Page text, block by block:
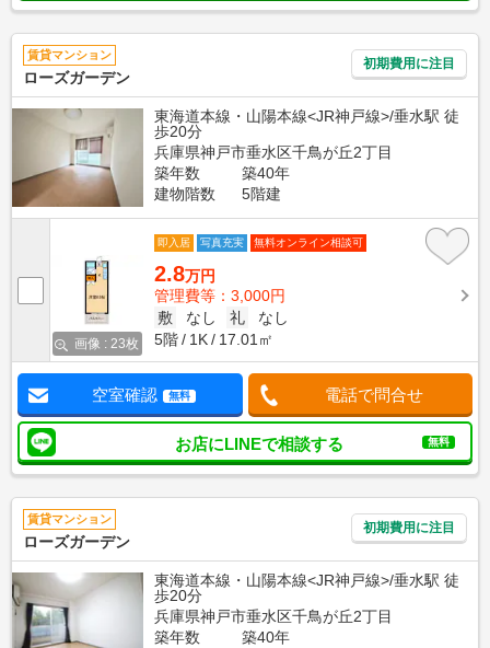
賃貸マンション
ローズガーデン
初期費用に注目
東海道本線・山陽本線<JR神戸線>/垂水駅 徒
歩20分
兵庫県神戸市垂水区千鳥が丘2丁目
築年数
築40年
建物階数
5階建
画像 : 23枚
即入居 写真充実 無料オンライン相談可
2.8万円
管理費等：3,000円
敷
なし 礼
なし
5階
1K 17.01㎡
空室確認 無料 電話で問合せ
お店にLINEで相談する 無料
賃貸マンション
ローズガーデン
初期費用に注目
東海道本線・山陽本線<JR神戸線>/垂水駅 徒
歩20分
兵庫県神戸市垂水区千鳥が丘2丁目
築年数
築40年